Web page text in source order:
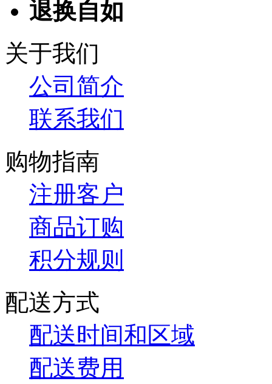
退换自如
关于我们
公司简介
联系我们
购物指南
注册客户
商品订购
积分规则
配送方式
配送时间和区域
配送费用